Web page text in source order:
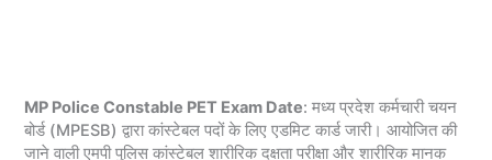
MP Police Constable PET Exam Date: मध्य प्रदेश कर्मचारी चयन
बोर्ड (MPESB) द्वारा कांस्टेबल पदों के लिए एडमिट कार्ड जारी। आयोजित की
जाने वाली एमपी पुलिस कांस्टेबल शारीरिक दक्षता परीक्षा और शारीरिक मानक